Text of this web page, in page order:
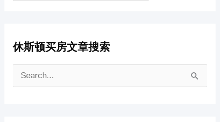
休斯顿买房文章搜索